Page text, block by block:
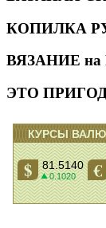
КОПИЛКА
ВЯЗАНИЕ на
ЭТО